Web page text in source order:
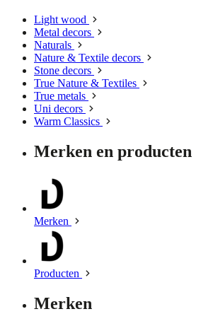
Light wood
Metal decors
Naturals
Nature & Textile decors
Stone decors
True Nature & Textiles
True metals
Uni decors
Warm Classics
Merken en producten
Merken
Producten
Merken